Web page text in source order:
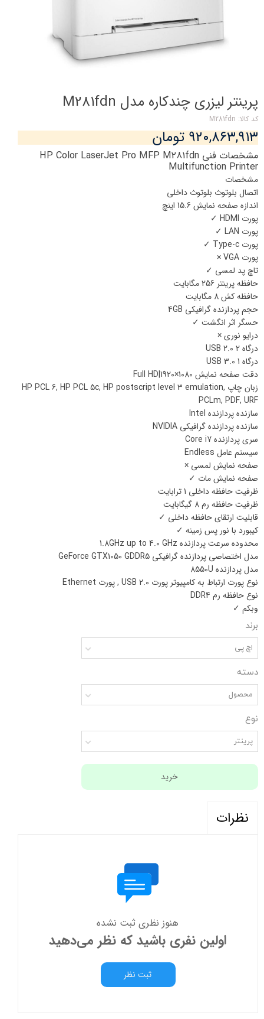
پرینتر لیزری چندکاره مدل M281fdn
کد کالا: M281fdn
۹۲۰,۸۶۳,۹۱۳ تومان
مشخصات فنی HP Color LaserJet Pro MFP M281fdn
Multifunction Printer
مشخصات
اتصال بلوتوث بلوتوث داخلی
اندازه صفحه نمایش 15.6 اینچ
پورت HDMI
✓
پورت LAN
✓
پورت Type-c
✓
پورت VGA
×
تاچ پد لمسی ✓
حافظه پرینتر 256 مگابایت
حافظه کش8 مگابایت
حجم پردازنده گرافیکی 4GB
حسگر اثر انگشت ✓
درایو نوری×
درگاه USB 2.02
درگاه USB 3.0 1
دقت صفحه نمایش Full HD|1920×1080
زبان چاپ HP PCL 6, HP PCL 5c, HP postscript level 3 emulation,
PCLm, PDF, URF
سازنده پردازنده Intel
سازنده پردازنده گرافیکی NVIDIA
سری پردازندهCore i7
سیستم عامل Endless
صفحه نمایش لمسی ×
صفحه نمایش مات ✓
ظرفیت حافظه داخلی 1 ترابایت
ظرفیت حافظه رم8 گیگابایت
قابلیت ارتقای حافظه داخلی ✓
کیبورد با نور پس زمینه ✓
محدوده سرعت پردازنده 1.8GHz up to 4.0 GHz
مدل اختصاصی پردازنده گرافیکی GeForce GTX1050 GDDR5
مدل پردازنده 8550U
نوع پورت ارتباط به کامپیوتر پورت USB 2.0 , پورت Ethernet
نوع حافظه رم DDR4
وبکم ✓
برند
اچ پی
دسته
محصول
نوع
پرینتر
خرید
نظرات
هنوز نظری ثبت نشده
اولین نفری باشید که نظر می‌دهید
ثبت نظر